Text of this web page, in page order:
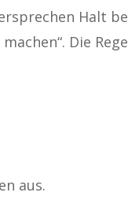
Halt
Die
aus.